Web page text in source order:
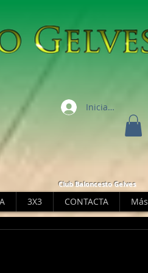
Iniciar sesión
Club Baloncesto Gelves
3X3 CONTACTA Más